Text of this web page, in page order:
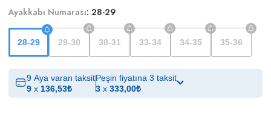
Ayakkabı Numarası: 28-29
28-29 29-30 30-31 33-34 34-35 35-36
9 Aya varan taksit
9 x 136,53₺
Peşin fiyatına 3 taksit
3 x 333,00₺